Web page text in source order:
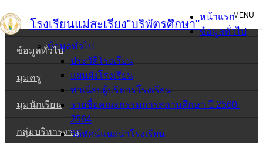
Skip
to
content
หน้าแรก
ข้อมูลทั่วไป
มุมครู
มุมนักเรียน
กลุ่มบริหารงาน
โรงเรียนแม่สะเรียง"บริพัตรศึกษา"
MENU
หน้าแรก
ข้อมูลทั่วไป
ข้อมูลทั่วไป
ประวัติโรงเรียน
แผนผังโรงเรียน
ทำเนียบผู้บริหารโรงเรียน
รายชื่อคณะกรรมการสถานศึกษา ปี 2560-
2564
วิดีทัศน์แนะนำโรงเรียน